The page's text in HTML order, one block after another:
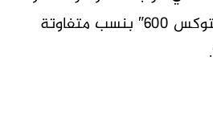
جونز” و”ناسداك” و”ستوكس 600″ بنسب متفاوتة